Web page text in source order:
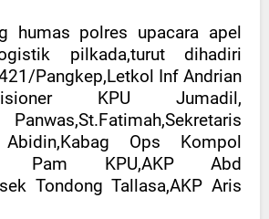
humas polres upacara apel
pilkada,turut dihadiri
Pangkep,Letkol Inf Andrian
KPU Jumadil,
Ops Kompol
Pam KPU,AKP Abd
Tondong Tallasa,AKP Aris